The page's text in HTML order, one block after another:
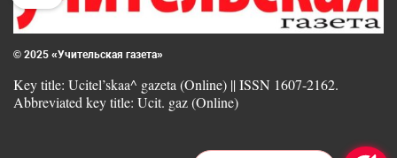
© 2025 «Учительская газета»
Key title: Ucitel’skaa^ gazeta (Online) || ISSN 1607-2162.
Abbreviated key title: Ucit. gaz (Online)